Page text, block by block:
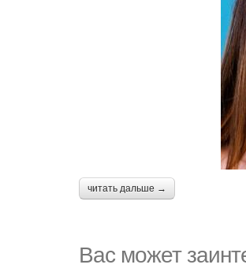
читать дальше →
Вас может